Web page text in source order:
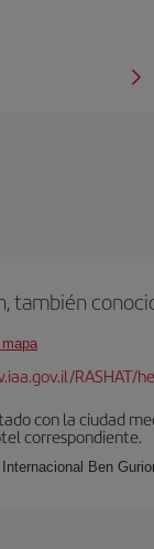
también
RASHAT/
con la ciudad
correspondiente.
Internacional Ben